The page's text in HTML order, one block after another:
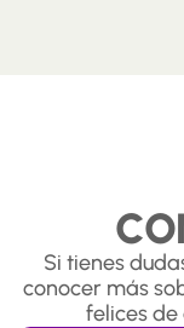
Si tienes
conocer más
felices